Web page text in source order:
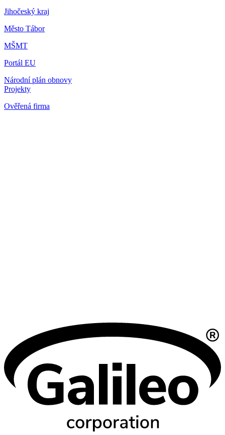
Jihočeský kraj
Město Tábor
MŠMT
Portál EU
Národní plán obnovy
Projekty
Ověřená firma